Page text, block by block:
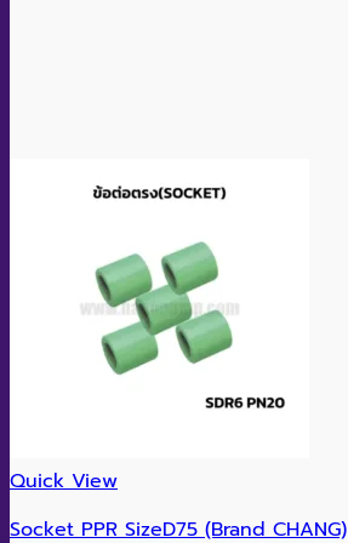
Quick View
Socket PPR SizeD75 (Brand CHANG)